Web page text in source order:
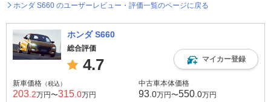
ホンダ S660 のユーザーレビュー・評価一覧のページに戻る
ホンダ S660
総合評価
4.7 マイカー登録
新車価格 （税込）
203 .2万円〜315 .0万円
中古車本体価格
93 .0万円〜550 .0万円